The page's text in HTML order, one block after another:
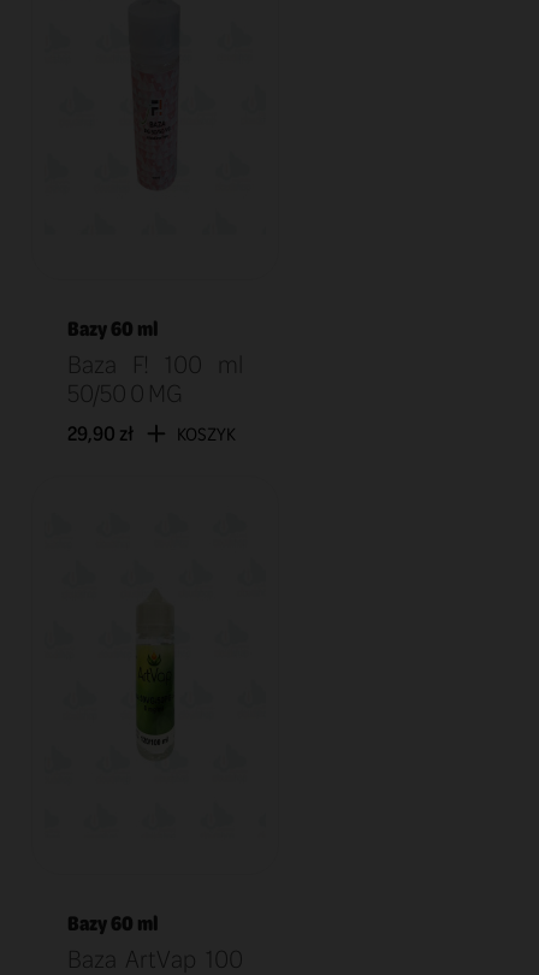
Bazy 60 ml
Baza F! 100 ml
50/50 0 MG
29,90 zł KOSZYK
Bazy 60 ml
Baza ArtVap 100